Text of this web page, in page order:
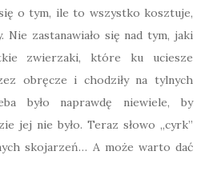
o tym, ile to wszystko kosztuje,
Nie zastanawiało się nad tym, jaki
zwierzaki, które ku uciesze
obręcze i chodziły na tylnych
było naprawdę niewiele, by
jej nie było. Teraz słowo „cyrk”
skojarzeń… A może warto dać